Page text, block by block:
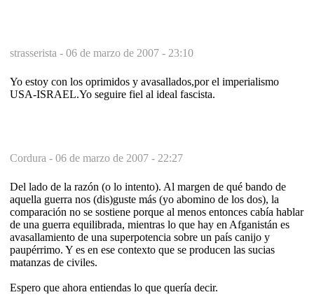
strasserista - 06 de marzo de 2007 - 23:10
Yo estoy con los oprimidos y avasallados,por el imperialismo
USA-ISRAEL.Yo seguire fiel al ideal fascista.
Cordura - 06 de marzo de 2007 - 22:27
Del lado de la razón (o lo intento). Al margen de qué bando de
aquella guerra nos (dis)guste más (yo abomino de los dos), la
comparación no se sostiene porque al menos entonces cabía hablar
de una guerra equilibrada, mientras lo que hay en Afganistán es
avasallamiento de una superpotencia sobre un país canijo y
paupérrimo. Y es en ese contexto que se producen las sucias
matanzas de civiles.
Espero que ahora entiendas lo que quería decir.